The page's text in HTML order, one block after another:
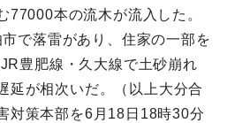
77000本の流木が流入した。
で落雷があり、住家の一部を
豊肥線・久大線で土砂崩れ
延が相次いだ。（以上大分合
対策本部を6月18日18時30分